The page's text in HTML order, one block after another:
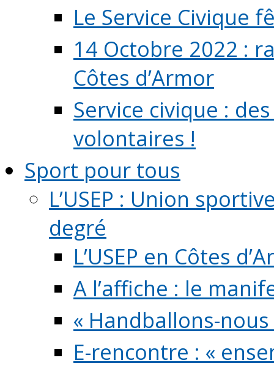
Le Service Civique
14 Octobre 2022 :
Côtes d’Armor
Service civique :
volontaires !
Sport pour tous
L’USEP : Union
degré
L’USEP en Côtes
A l’affiche : le
« Handballons-
E-rencontre : «